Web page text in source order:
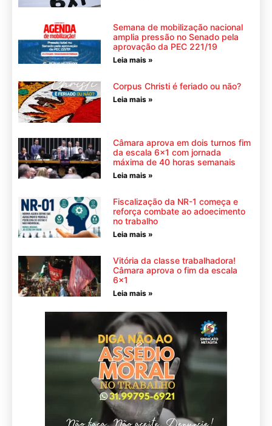
Semana de mobilização nacional
amplia pressão no Senado pela
aprovação da PEC 221/19
Leia mais »
Corpus Christi é feriado ou não?
Leia mais »
Câmara aprova em dois turnos fim
da escala 6×1 com jornada
máxima de 40 horas semanais
Leia mais »
Fiscalização da NR-1 começa e
reforça combate ao adoecimento
no trabalho
Leia mais »
Vitória da classe trabalhadora!
Câmara aprova o fim da escala
6×1
Leia mais »